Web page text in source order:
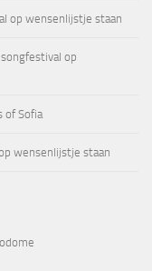
op wensenlijstje staan
op
of Sofia
wensenlijstje staan